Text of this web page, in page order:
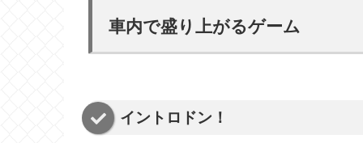
車内で盛り上がるゲーム
イントロドン！